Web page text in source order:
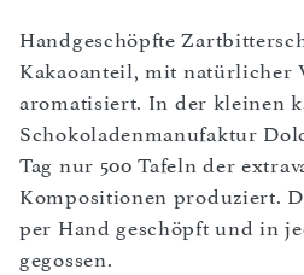
Handgeschöpfte
Kakaoanteil, mit natürlicher
aromatisiert. In der kleinen
Schokoladenmanufaktur
Tag nur 500 Tafeln der
Kompositionen produziert.
per Hand geschöpft und in
gegossen.